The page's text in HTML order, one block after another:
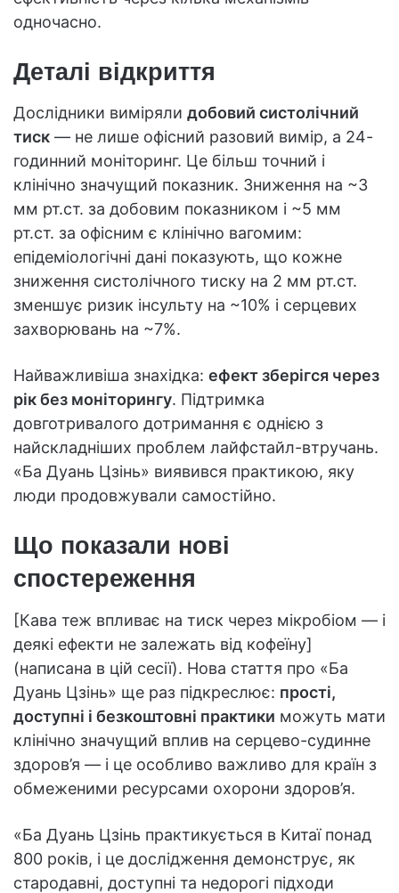
одночасно.
Деталі відкриття
Дослідники виміряли добовий систолічний
тиск — не лише офісний разовий вимір, а 24-
годинний моніторинг. Це більш точний і
клінічно значущий показник. Зниження на ~3
мм рт.ст. за добовим показником і ~5 мм
рт.ст. за офісним є клінічно вагомим:
епідеміологічні дані показують, що кожне
зниження систолічного тиску на 2 мм рт.ст.
зменшує ризик інсульту на ~10% і серцевих
захворювань на ~7%.
Найважливіша знахідка: ефект зберігся через
рік без моніторингу. Підтримка
довготривалого дотримання є однією з
найскладніших проблем лайфстайл-втручань.
«Ба Дуань Цзінь» виявився практикою, яку
люди продовжували самостійно.
Що показали нові
спостереження
[Кава теж впливає на тиск через мікробіом — і
деякі ефекти не залежать від кофеїну]
(написана в цій сесії). Нова стаття про «Ба
Дуань Цзінь» ще раз підкреслює: прості,
доступні і безкоштовні практики можуть мати
клінічно значущий вплив на серцево-судинне
здоров’я — і це особливо важливо для країн з
обмеженими ресурсами охорони здоров’я.
«Ба Дуань Цзінь практикується в Китаї понад
800 років, і це дослідження демонструє, як
стародавні, доступні та недорогі підходи